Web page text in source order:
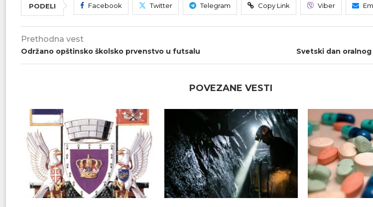
PODELI Facebook Twitter Telegram Copy Link Viber
Prethodna vest
Održano opštinsko školsko prvenstvo u futsalu Svetski dan
POVEZANE VESTI